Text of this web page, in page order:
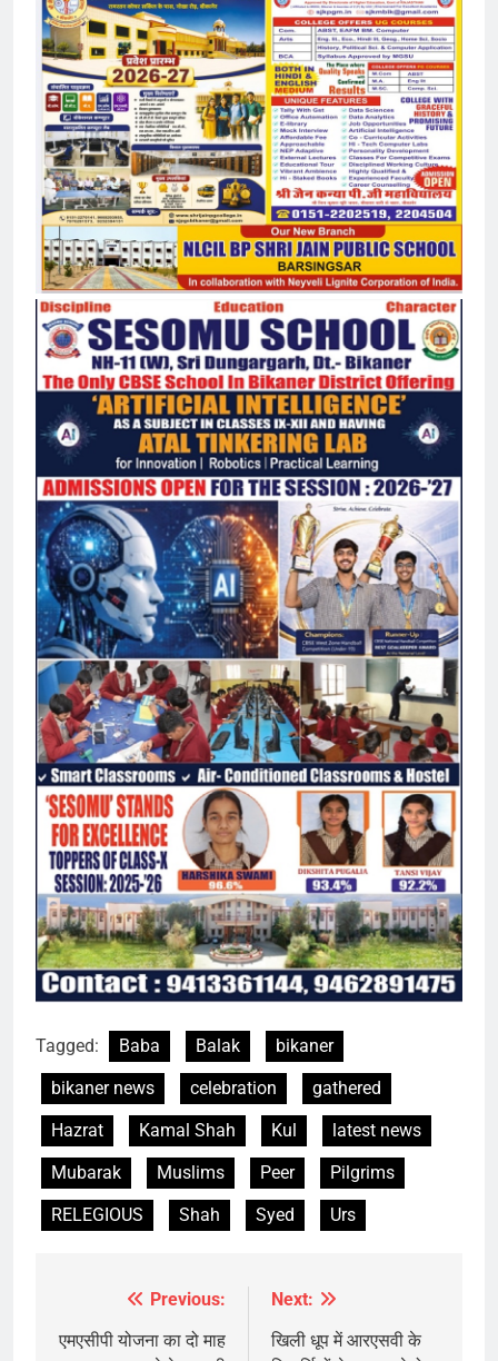
Tagged: Baba Balak
bikaner
bikaner news
celebration
gathered
Hazrat
Kamal Shah Kul
latest news
Mubarak
Muslims Peer
Pilgrims
RELEGIOUS
Shah Syed Urs
navigation
Previous:
एमएसीपी योजना का दो माह
Next:
खिली धूप में आरएसवी के